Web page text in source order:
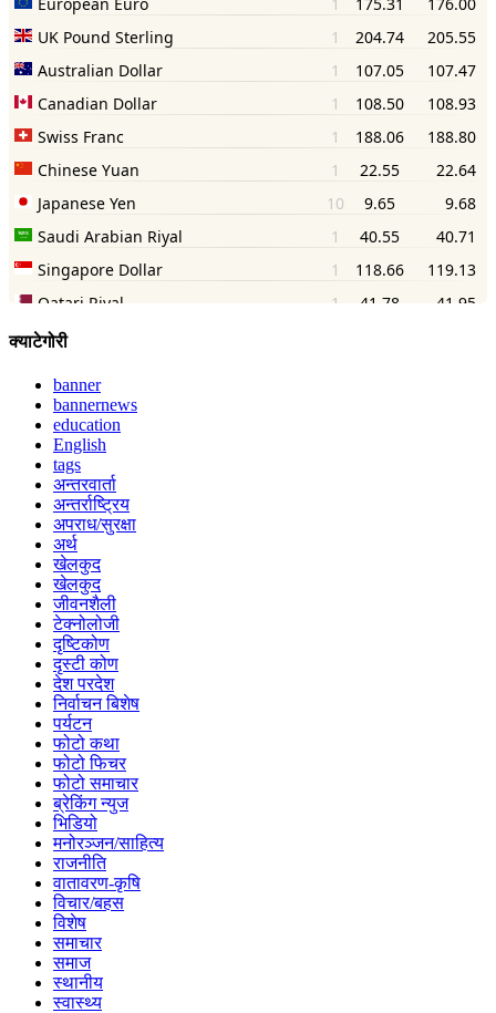
क्याटेगोरी
banner
bannernews
education
English
tags
अन्तरवार्ता
अन्तर्राष्ट्रिय
अपराध/सुरक्षा
अर्थ
खेलकुद
खेलकुद
जीवनशैली
टेक्नोलोजी
दृष्टिकोण
दृस्टी कोण
देश परदेश
निर्वाचन बिशेष
पर्यटन
फोटो कथा
फोटो फिचर
फोटो समाचार
ब्रेकिंग न्युज
भिडियो
मनोरञ्जन/साहित्य
राजनीति
वातावरण-कृषि
विचार/बहस
विशेष
समाचार
समाज
स्थानीय
स्वास्थ्य